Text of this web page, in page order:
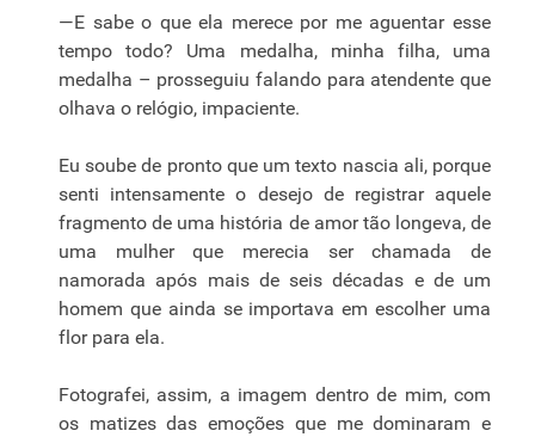
—E sabe o que ela merece por me aguentar esse
tempo todo? Uma medalha, minha filha, uma
medalha – prosseguiu falando para atendente que
olhava o relógio, impaciente.
Eu soube de pronto que um texto nascia ali, porque
senti intensamente o desejo de registrar aquele
fragmento de uma história de amor tão longeva, de
uma mulher que merecia ser chamada de
namorada após mais de seis décadas e de um
homem que ainda se importava em escolher uma
flor para ela.
Fotografei, assim, a imagem dentro de mim, com
os matizes das emoções que me dominaram e